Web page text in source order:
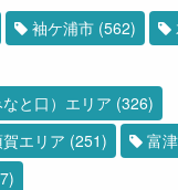
袖ケ浦市 (562)
と口）エリア (326)
エリア (251) 富